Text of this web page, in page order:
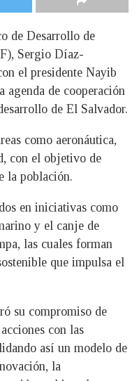
de Desarrollo de
Sergio Díaz-
el presidente Nayib
agenda de cooperación
de El Salvador.
como aeronáutica,
con el objetivo de
la población.
en iniciativas como
y el canje de
las cuales forman
que impulsa el
su compromiso de
con las
así un modelo de
la